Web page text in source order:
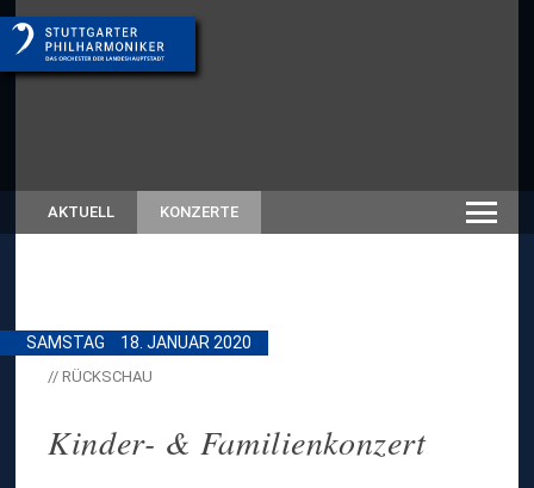
AKTUELL KONZERTE
SAMSTAG 18. JANUAR 2020
// RÜCKSCHAU
Kinder- & Familienkonzert